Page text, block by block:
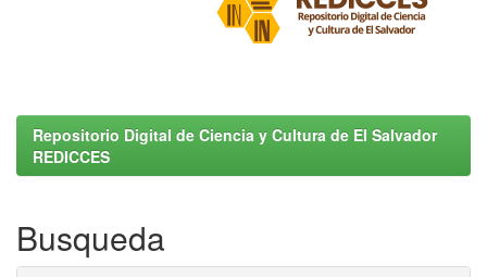
Repositorio Digital de Ciencia y Cultura de El Salvador
REDICCES
Busqueda